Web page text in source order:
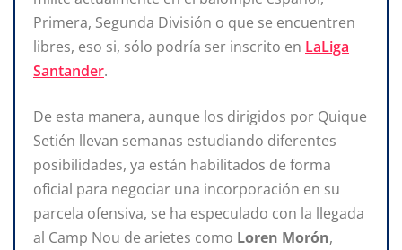
Primera, Segunda División o que se encuentren
libres, eso si, sólo podría ser inscrito en LaLiga
Santander.
De esta manera, aunque los dirigidos por Quique
Setién llevan semanas estudiando diferentes
posibilidades, ya están habilitados de forma
oficial para negociar una incorporación en su
parcela ofensiva, se ha especulado con la llegada
al Camp Nou de arietes como Loren Morón,